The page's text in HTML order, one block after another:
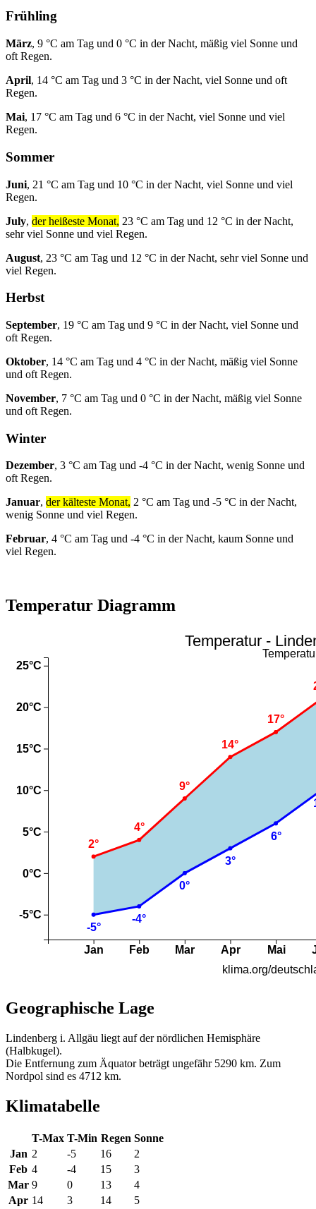
Frühling
März, 9 °C am Tag und 0 °C in der Nacht, mäßig viel Sonne und
oft Regen.
April, 14 °C am Tag und 3 °C in der Nacht, viel Sonne und oft
Regen.
Mai, 17 °C am Tag und 6 °C in der Nacht, viel Sonne und viel
Regen.
Sommer
Juni, 21 °C am Tag und 10 °C in der Nacht, viel Sonne und viel
Regen.
July, der heißeste Monat, 23 °C am Tag und 12 °C in der Nacht,
sehr viel Sonne und viel Regen.
August, 23 °C am Tag und 12 °C in der Nacht, sehr viel Sonne und
viel Regen.
Herbst
September, 19 °C am Tag und 9 °C in der Nacht, viel Sonne und
oft Regen.
Oktober, 14 °C am Tag und 4 °C in der Nacht, mäßig viel Sonne
und oft Regen.
November, 7 °C am Tag und 0 °C in der Nacht, mäßig viel Sonne
und oft Regen.
Winter
Dezember, 3 °C am Tag und -4 °C in der Nacht, wenig Sonne und
oft Regen.
Januar, der kälteste Monat, 2 °C am Tag und -5 °C in der Nacht,
wenig Sonne und viel Regen.
Februar, 4 °C am Tag und -4 °C in der Nacht, kaum Sonne und
viel Regen.
Temperatur Diagramm
Geographische Lage
Lindenberg i. Allgäu liegt auf der nördlichen Hemisphäre
(Halbkugel).
Die Entfernung zum Äquator beträgt ungefähr 5290 km. Zum
Nordpol sind es 4712 km.
Klimatabelle
T-Max T-Min Regen Sonne
Jan 2 -5 16
2
Feb 4 -4 15
3
Mar 9 0 13
4
Apr 14 3 14 5